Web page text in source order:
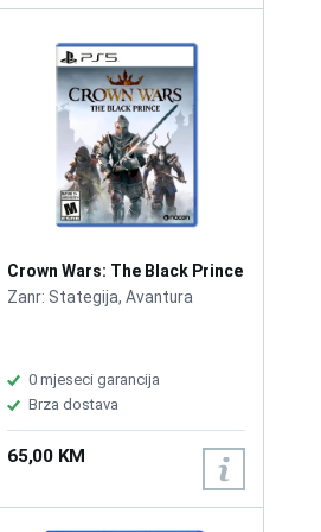
Crown Wars: The Black Prince
/PS5
Zanr: Stategija, Avantura
0 mjeseci garancija
Brza dostava
65,00 KM